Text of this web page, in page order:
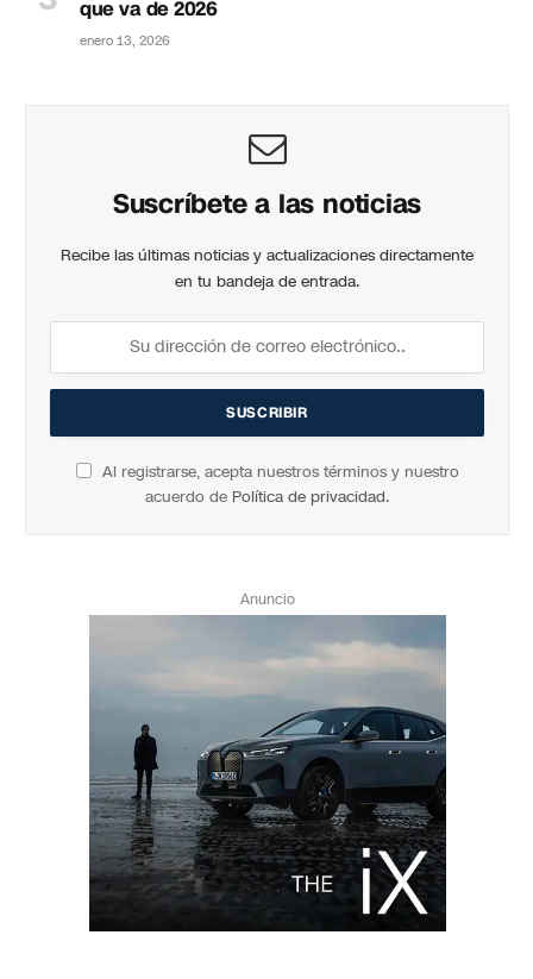
que va de 2026
enero 13, 2026
Suscríbete a las noticias
Recibe las últimas noticias y actualizaciones directamente
en tu bandeja de entrada.
Al registrarse, acepta nuestros términos y nuestro
acuerdo de Política de privacidad.
Anuncio